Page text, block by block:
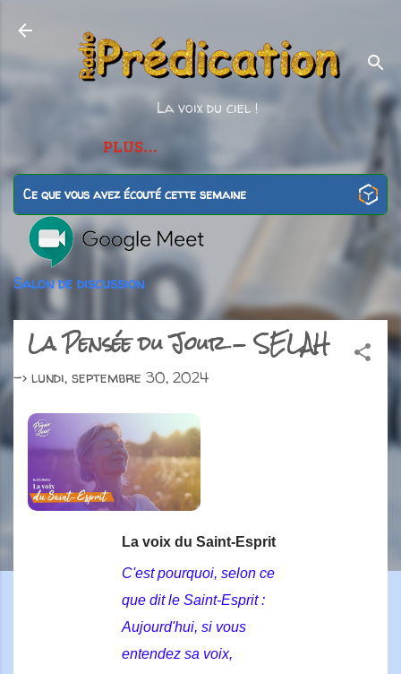
La voix du ciel !
PLUS…
Ce que vous avez écouté cette semaine
Salon de discussion
La Pensée du Jour - SELAH
-> lundi, septembre 30, 2024
La voix du Saint-Esprit
C'est pourquoi, selon ce
que dit le Saint-Esprit :
Aujourd'hui, si vous
entendez sa voix,